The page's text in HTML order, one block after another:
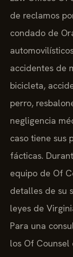
de reclamos
condado de
accidentes de
bicicleta,
perro,
negligencia
caso tiene sus
fácticas.
equipo de Of
detalles de su
leyes de
Para una
los Of Counsel